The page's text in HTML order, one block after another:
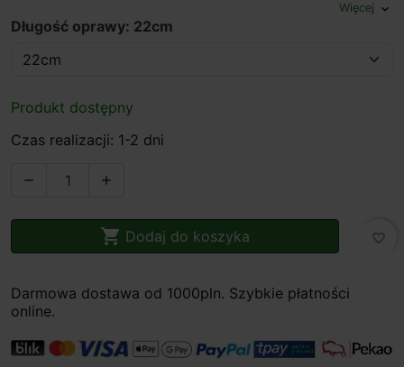
Więcej expand_more
Długość oprawy: 22cm
Produkt dostępny
Czas realizacji: 1-2 dni
 
 Dodaj do koszyka favorite_border
Darmowa dostawa od 1000pln. Szybkie płatności
online.